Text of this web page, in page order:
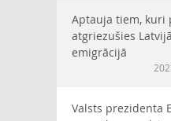
Aptauja tiem, kuri
atgriezušies
emigrācijā
Valsts prezidenta